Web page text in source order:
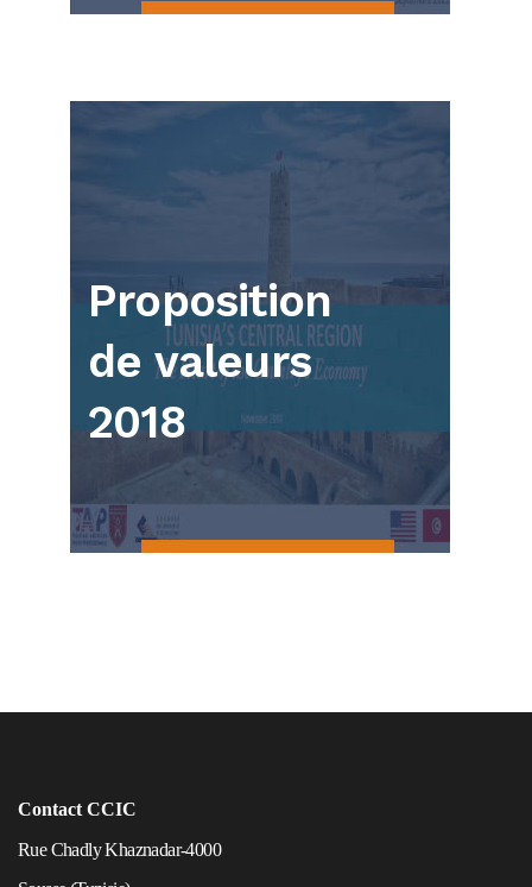
Proposition
de valeurs
2018
Contact CCIC
Rue Chadly Khaznadar-4000